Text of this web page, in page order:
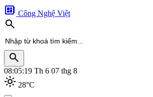
developer_board Công Nghệ Việt
search
search
08:05:21 Th 6 07 thg 8
light_mode 28°C